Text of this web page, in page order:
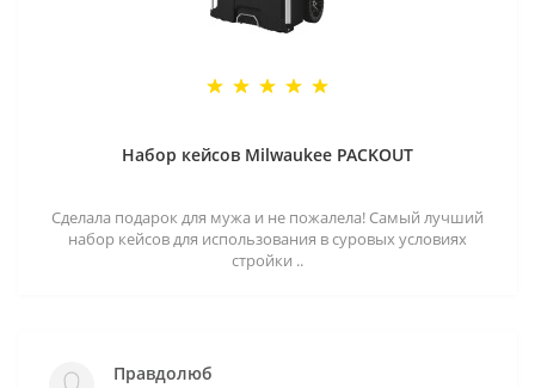
Набор кейсов Milwaukee PACKOUT
Сделала подарок для мужа и не пожалела! Самый лучший
набор кейсов для использования в суровых условиях
стройки ..
Правдолюб